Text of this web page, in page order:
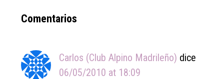
Reader
Comentarios
Carlos (Club Alpino Madrileño) dice
06/05/2010 at 18:09